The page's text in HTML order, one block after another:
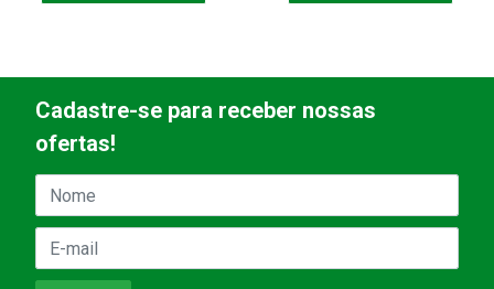
Cadastre-se para receber nossas
ofertas!